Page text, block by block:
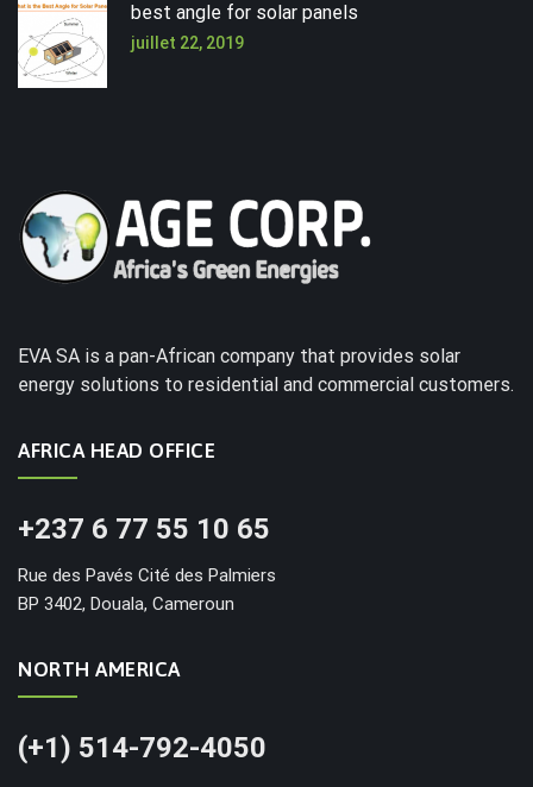
best angle for solar panels
juillet 22, 2019
EVA SA is a pan-African company that provides solar
energy solutions to residential and commercial customers.
AFRICA HEAD OFFICE
+237 6 77 55 10 65
Rue des Pavés Cité des Palmiers
BP 3402, Douala, Cameroun
NORTH AMERICA
(+1) 514-792-4050